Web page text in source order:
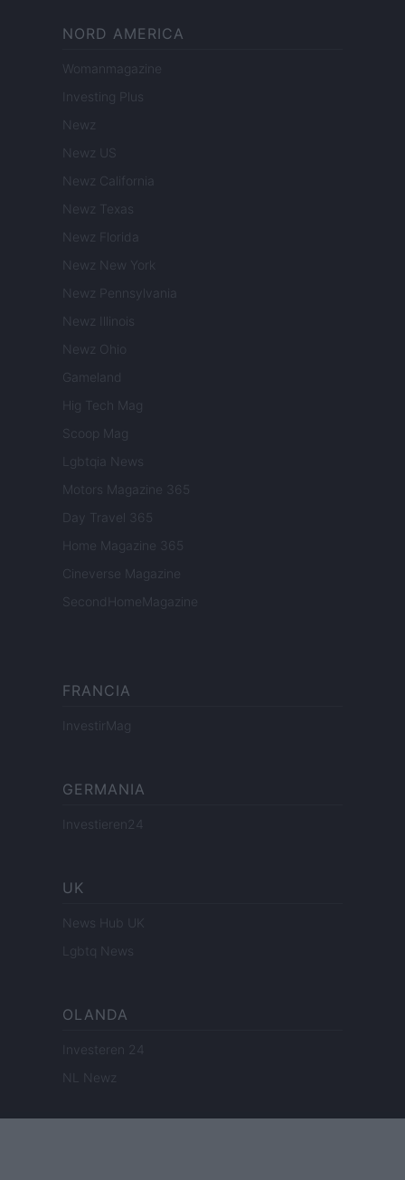
NORD AMERICA
Womanmagazine
Investing Plus
Newz
Newz US
Newz California
Newz Texas
Newz Florida
Newz New York
Newz Pennsylvania
Newz Illinois
Newz Ohio
Gameland
Hig Tech Mag
Scoop Mag
Lgbtqia News
Motors Magazine 365
Day Travel 365
Home Magazine 365
Cineverse Magazine
SecondHomeMagazine
FRANCIA
InvestirMag
GERMANIA
Investieren24
UK
News Hub UK
Lgbtq News
OLANDA
Investeren 24
NL Newz